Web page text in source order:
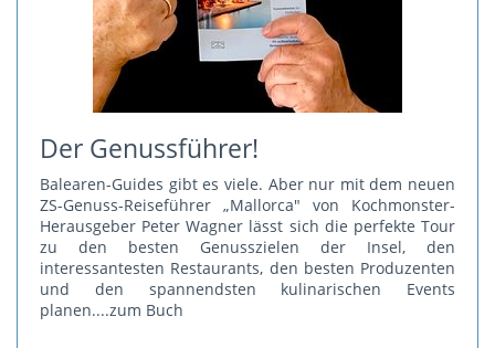
Der Genussführer!
Balearen-Guides gibt es viele. Aber nur mit dem neuen
ZS-Genuss-Reiseführer „Mallorca" von Kochmonster-
Herausgeber Peter Wagner lässt sich die perfekte Tour
zu den besten Genusszielen der Insel, den
interessantesten Restaurants, den besten Produzenten
und den spannendsten kulinarischen Events
planen....zum Buch